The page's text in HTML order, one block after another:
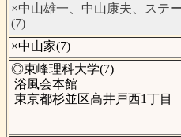
×中山雄一、中山康夫、ステ
(7)
×中山家(7)
◎東峰理科大学(7)
浴風会本館
東京都杉並区高井戸西1丁目